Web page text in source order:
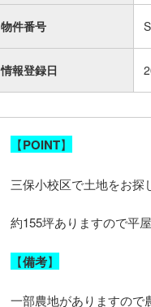
物件番号
情報登録日
【POINT】
三保小校区で土地をお探
約155坪ありますので平
【備考】
一部農地がありますので